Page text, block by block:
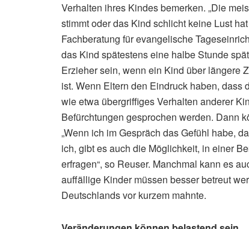
Verhalten ihres Kindes bemerken. „Die
stimmt oder das Kind schlicht keine Lust
Fachberatung für evangelische
das Kind spätestens eine halbe Stunde
Erzieher sein, wenn ein Kind über längere
ist. Wenn Eltern den Eindruck haben,
wie etwa übergriffiges Verhalten anderer
Befürchtungen gesprochen werden. Dann
„Wenn ich im Gespräch das Gefühl habe,
ich, gibt es auch die Möglichkeit, in einer
erfragen“, so Reuser. Manchmal kann es
auffällige Kinder müssen besser betreut
Deutschlands vor kurzem mahnte.